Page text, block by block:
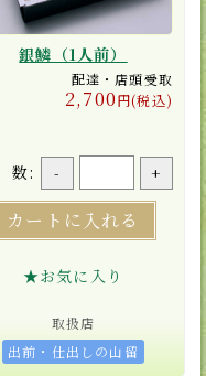
銀鱗（1人前）
配達・店頭受取
2,700円(税込)
数: - +
カートに入れる
★お気に入り
取扱店
出前・仕出しの山留